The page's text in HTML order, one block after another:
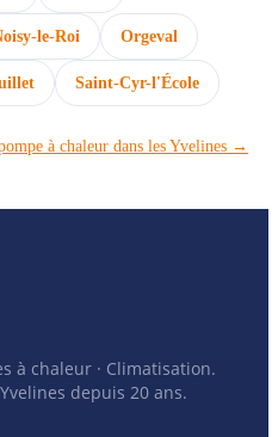
le-Roi Orgeval
Saint-Cyr-l'École
à chaleur dans les Yvelines →
à chaleur · Climatisation.
depuis 20 ans.